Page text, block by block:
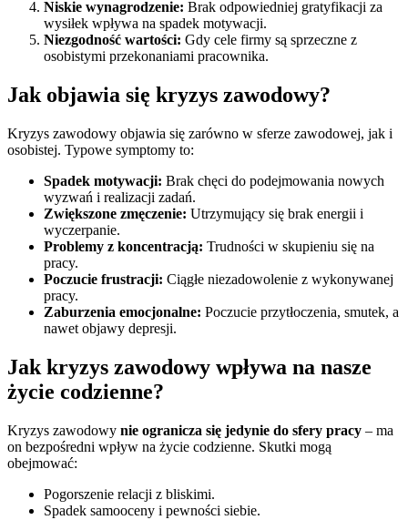
Niskie wynagrodzenie: Brak odpowiedniej gratyfikacji za
wysiłek wpływa na spadek motywacji.
Niezgodność wartości: Gdy cele firmy są sprzeczne z
osobistymi przekonaniami pracownika.
Jak objawia się kryzys zawodowy?
Kryzys zawodowy objawia się zarówno w sferze zawodowej, jak i
osobistej. Typowe symptomy to:
Spadek motywacji: Brak chęci do podejmowania nowych
wyzwań i realizacji zadań.
Zwiększone zmęczenie: Utrzymujący się brak energii i
wyczerpanie.
Problemy z koncentracją: Trudności w skupieniu się na
pracy.
Poczucie frustracji: Ciągłe niezadowolenie z wykonywanej
pracy.
Zaburzenia emocjonalne: Poczucie przytłoczenia, smutek, a
nawet objawy depresji.
Jak kryzys zawodowy wpływa na nasze
życie codzienne?
Kryzys zawodowy nie ogranicza się jedynie do sfery pracy – ma
on bezpośredni wpływ na życie codzienne. Skutki mogą
obejmować:
Pogorszenie relacji z bliskimi.
Spadek samooceny i pewności siebie.